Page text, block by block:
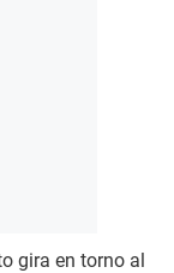
gira en torno al